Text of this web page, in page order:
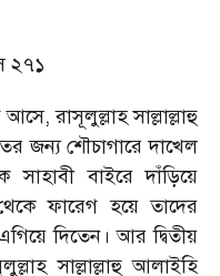
২৭১
রাসূলুল্লাহ সাল্লাল্লাহু
জন্য শৌচাগারে দাখেল
বাইরে দাঁড়িয়ে
ফারেগ হয়ে তাদের
দিতেন। আর দ্বিতীয়
সাল্লাল্লাহু আলাইহি